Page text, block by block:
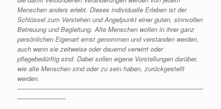
Menschen anders erlebt. Dieses individuelle Erleben ist der
Schlüssel zum Verstehen und Angelpunkt einer guten, sinnvollen
Betreuung und Begleitung. Alte Menschen wollen in ihrer ganz
persönlichen Eigenart ernst genommen und verstanden werden,
auch wenn sie zeitweise oder dauernd verwirrt oder
pflegebedürftig sind. Dabei sollen eigene Vorstellungen darüber,
wie alte Menschen sind oder zu sein haben, zurückgestellt
werden.
—————————————————————————————
———————–